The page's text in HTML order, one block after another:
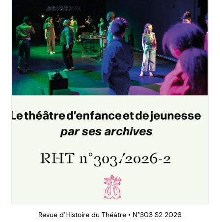
Revue d’Histoire du Théâtre • N°303 S2 2026